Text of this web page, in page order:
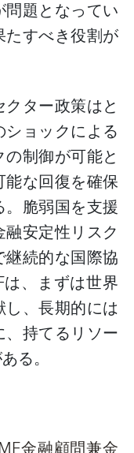
題となってい
すべき役割が
ター政策はと
ョックによる
制御が可能と
な回復を確保
脆弱国を支援
安定性リスク
続的な国際協
は、まずは世界
、長期的には
持てるリソー
る。